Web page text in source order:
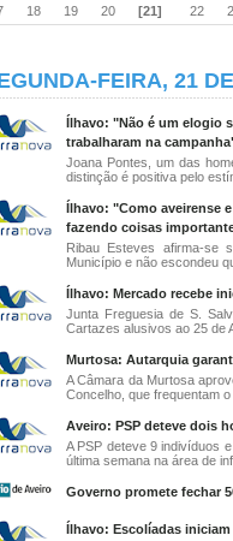
18 19 20 [21] 22
FEIRA, 21
Ílhavo: "Não é um elogio
trabalharam na
Joana Pontes, um das
distinção é positiva pelo
Ílhavo: "Como aveirense
fazendo coisas
Ribau Esteves afirma-se
Município e não escondeu
Ílhavo: Mercado recebe
Junta Freguesia de S.
Cartazes alusivos ao 25 de
Murtosa: Autarquia
A Câmara da Murtosa
Concelho, que frequentam
Aveiro: PSP deteve dois
A PSP deteve 9 indivíduos
última semana na área de
Governo promete fechar
Ílhavo: Escolíadas